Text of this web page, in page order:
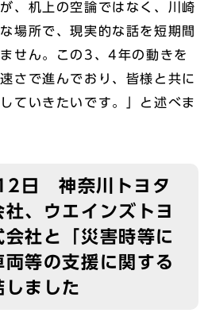
、机上の空論ではなく、川崎
場所で、現実的な話を短期間
せん。この3、4年の動きを
さで進んでおり、皆様と共に
ていきたいです。」と述べま
日 神奈川トヨタ
社、ウエインズトヨ
会社と「災害時等に
等の支援に関する
ました